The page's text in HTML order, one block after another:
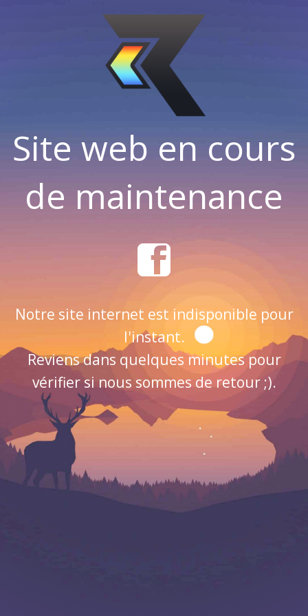
Site web en cours
de maintenance
Notre site internet est indisponible pour
l'instant.
Reviens dans quelques minutes pour
vérifier si nous sommes de retour ;).